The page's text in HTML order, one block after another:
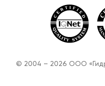
© 2004 – 2026 ООО